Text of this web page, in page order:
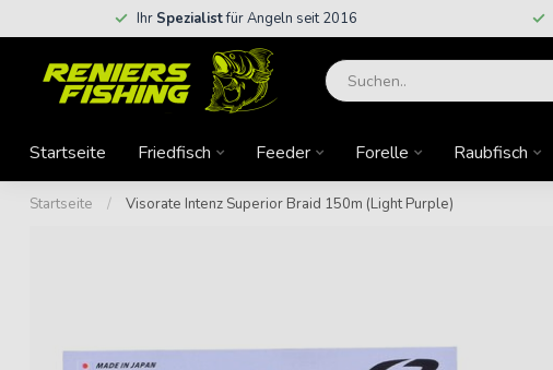
Ihr Spezialistfür Angeln seit 2016
Startseite Friedfisch Feeder Forelle Raubfisch
Startseite / Visorate Intenz Superior Braid 150m (Light Purple)